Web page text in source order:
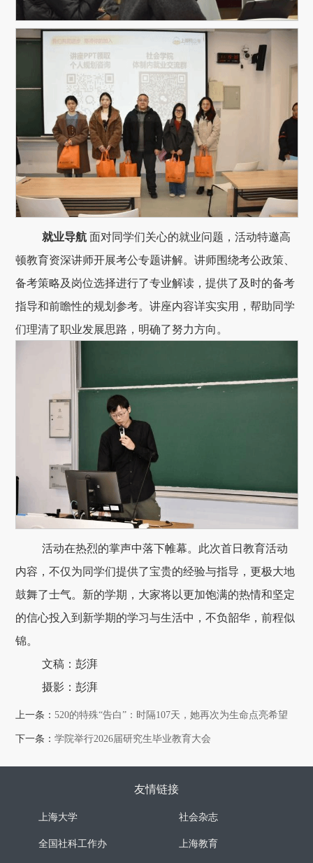
就业导航面对同学们关心的就业问题，活动特邀高
顿教育资深讲师开展考公专题讲解。讲师围绕考公政策、
备考策略及岗位选择进行了专业解读，提供了及时的备考
指导和前瞻性的规划参考。讲座内容详实实用，帮助同学
们理清了职业发展思路，明确了努力方向。
活动在热烈的掌声中落下帷幕。此次首日教育活动
内容，不仅为同学们提供了宝贵的经验与指导，更极大地
鼓舞了士气。新的学期，大家将以更加饱满的热情和坚定
的信心投入到新学期的学习与生活中，不负韶华，前程似
锦。
文稿：彭湃
摄影：彭湃
上一条：520的特殊“告白”：时隔107天，她再次为生命点亮希望
下一条：学院举行2026届研究生毕业教育大会
友情链接
上海大学 社会杂志
全国社科工作办 上海教育